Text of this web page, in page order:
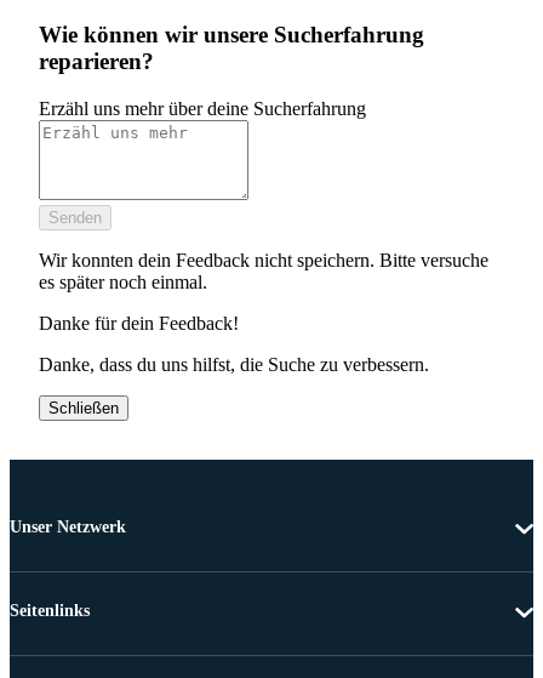
Wie können wir unsere Sucherfahrung
reparieren?
Erzähl uns mehr über deine Sucherfahrung
Senden
Wir konnten dein Feedback nicht speichern. Bitte versuche
es später noch einmal.
Danke für dein Feedback!
Danke, dass du uns hilfst, die Suche zu verbessern.
Schließen
Unser Netzwerk
Seitenlinks